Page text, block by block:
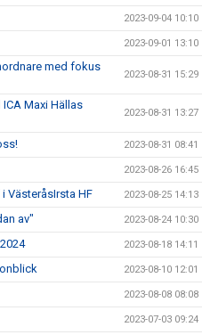
2023-09-04 10:10
2023-09-01 13:10
med fokus
2023-08-31 15:29
Maxi Hällas
2023-08-31 13:27
2023-08-31 08:41
2023-08-26 16:45
VästeråsIrsta HF 2023-08-25 14:13
av" 2023-08-24 10:30
2023-08-18 14:11
2023-08-10 12:01
2023-08-08 08:08
2023-07-03 09:24